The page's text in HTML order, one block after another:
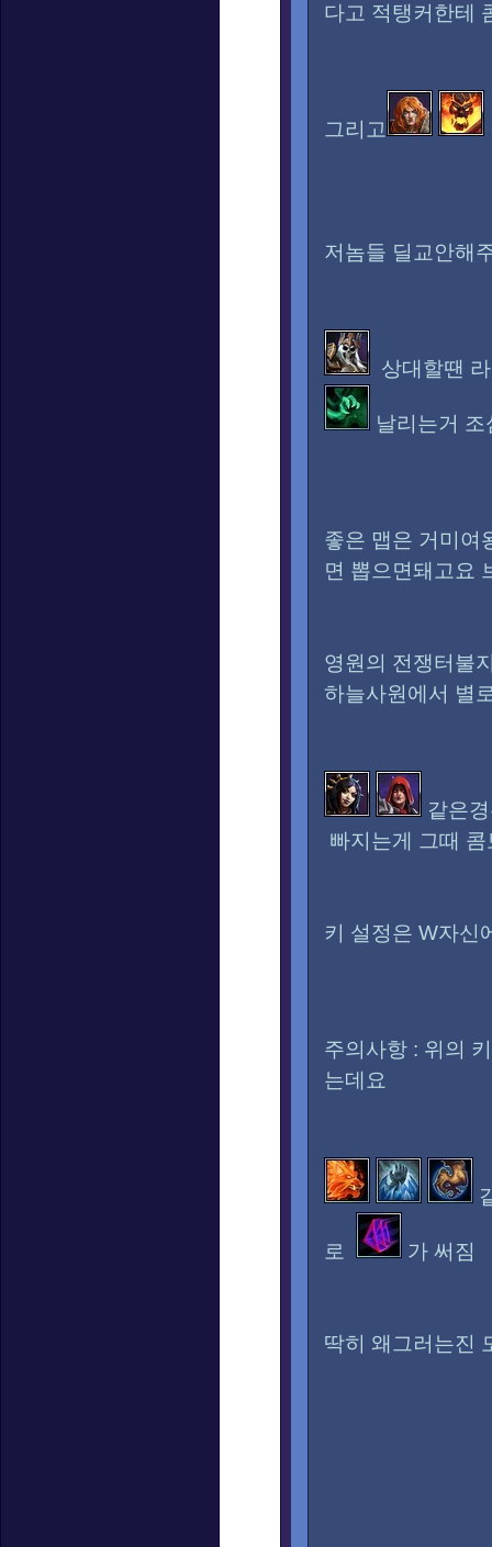
다고 적탱커한테
그리고
저놈들 딜교안해
상대할땐
날리는거
좋은 맵은 거미여
면 뽑으면돼고요
영원의 전쟁터불
하늘사원에서 별
같은
빠지는게 그때
키 설정은 W자신
주의사항 : 위의
는데요
로 가 써짐
딱히 왜그러는진